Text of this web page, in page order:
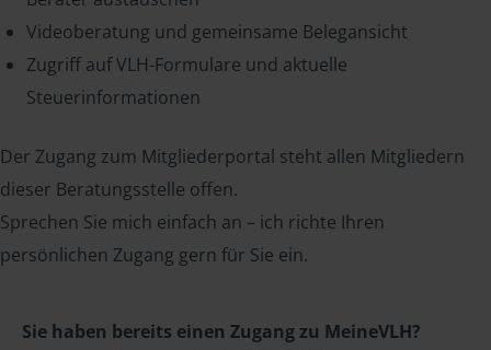
Videoberatung und gemeinsame Belegansicht
Zugriff auf VLH-Formulare und aktuelle
Steuerinformationen
Der Zugang zum Mitgliederportal steht allen Mitgliedern
dieser Beratungsstelle offen.
Sprechen Sie mich einfach an – ich richte Ihren
persönlichen Zugang gern für Sie ein.
Sie haben bereits einen Zugang zu MeineVLH?